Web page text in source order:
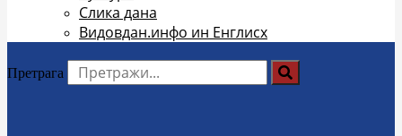
Слика дана
Видовдан.инфо ин Енглисх
Претрага